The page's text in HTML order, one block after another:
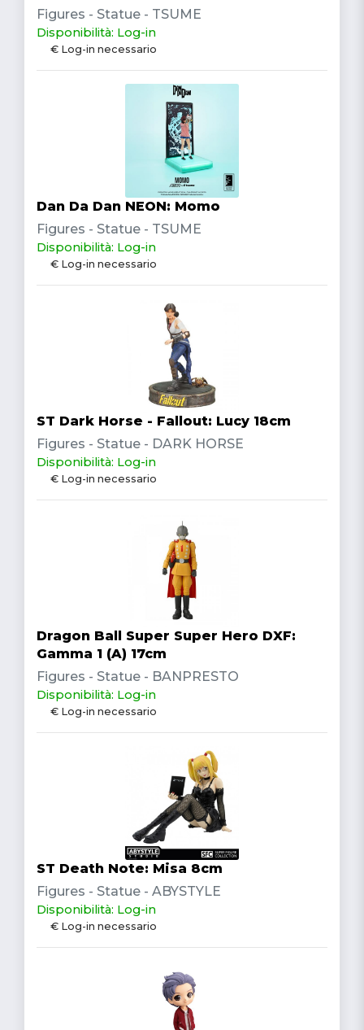
Figures - Statue - TSUME
Disponibilità: Log-in
€ Log-in necessario
Dan Da Dan NEON: Momo
Figures - Statue - TSUME
Disponibilità: Log-in
€ Log-in necessario
ST Dark Horse - Fallout: Lucy 18cm
Figures - Statue - DARK HORSE
Disponibilità: Log-in
€ Log-in necessario
Dragon Ball Super Super Hero DXF:
Gamma 1 (A) 17cm
Figures - Statue - BANPRESTO
Disponibilità: Log-in
€ Log-in necessario
ST Death Note: Misa 8cm
Figures - Statue - ABYSTYLE
Disponibilità: Log-in
€ Log-in necessario